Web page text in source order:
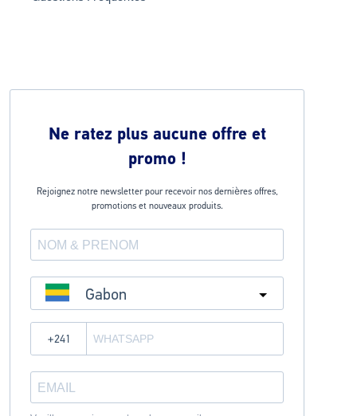
Ne ratez plus aucune offre et
promo !
Rejoignez notre newsletter pour recevoir nos dernières offres,
promotions et nouveaux produits.
Gabon